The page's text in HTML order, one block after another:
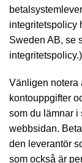
integritetspolicy
Sweden AB, se
integritetspolicy.)
Vänligen notera
kontouppgifter
som du lämnar i
webbsidan.
den leverantör
som också är